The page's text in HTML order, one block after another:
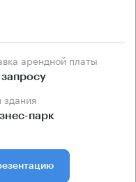
арендной платы
здания
парк